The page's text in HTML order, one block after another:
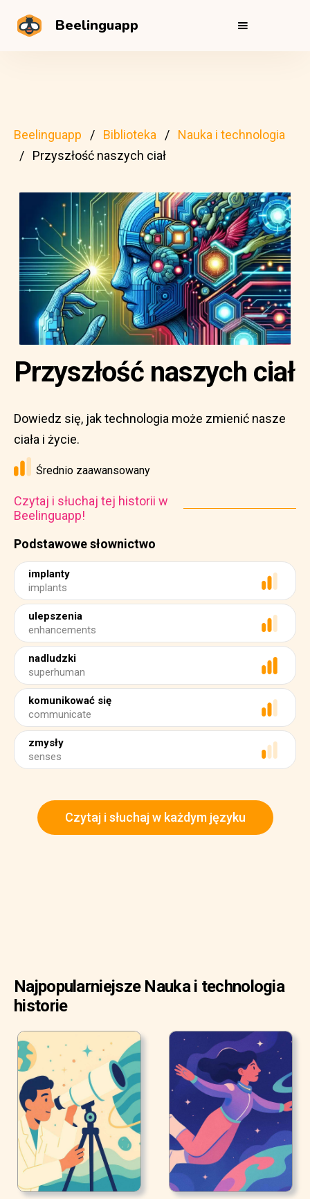
Beelinguapp
Beelinguapp Biblioteka
Nauka i technologia
Przyszłość naszych ciał
Podstawowe słownictwo
implanty
implants
ulepszenia
enhancements
nadludzki
superhuman
komunikować się
communicate
zmysły
senses
Przyszłość naszych ciał
Dowiedz się, jak technologia może zmienić nasze
ciała i życie.
Średnio zaawansowany
Czytaj i słuchaj tej historii w
Beelinguapp!
Czytaj i słuchaj w każdym języku
Najpopularniejsze Nauka i technologia
historie